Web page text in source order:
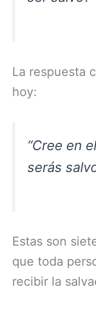
La respuesta
hoy:
“Cree en
serás
Estas son
que toda
recibir la